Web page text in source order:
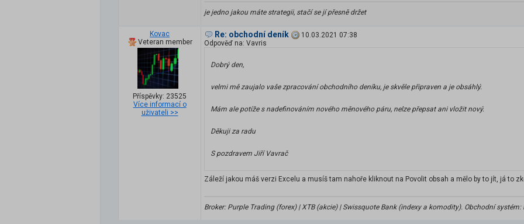
je jedno jakou máte strategii, stačí se jí přesně držet
Kovac
Veteran member
Příspěvky: 23525
Více informací o
uživateli >>
Re: obchodní deník
10.03.2021 07:38
Odpověď na: Vavris
Dobrý den,
velmi mě zaujalo vaše zpracování obchodního deníku, je skvěle připraven a je obsáhlý.
Mám ale potíže s nadefinováním nového měnového páru, nelze přepsat ani vložit nový.
Děkuji za radu
S pozdravem Jiří Vavrač
Záleží jakou máš verzi Excelu a musíš tam nahoře kliknout na Povolit obsah a mělo by to jít, já to
Broker: Purple Trading (forex) | XTB (akcie) | Swissquote Bank (indexy a komodity). Obchodní systém: